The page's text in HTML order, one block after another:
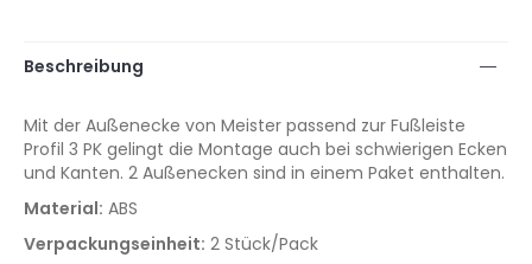
Beschreibung
Mit der Außenecke von Meister passend zur Fußleiste
Profil 3 PK gelingt die Montage auch bei schwierigen Ecken
und Kanten. 2 Außenecken sind in einem Paket enthalten.
Material: ABS
Verpackungseinheit: 2 Stück/Pack